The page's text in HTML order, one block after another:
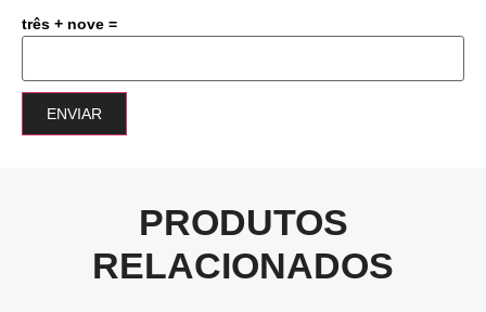
três + nove =
PRODUTOS
RELACIONADOS